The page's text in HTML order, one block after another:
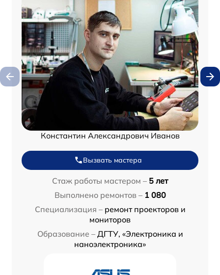
Константин Александрович Иванов
Вызвать мастера
Стаж работы мастером – 5 лет
Выполнено ремонтов – 1 080
Специализация – ремонт проекторов и
мониторов
Образование – ДГТУ, «Электроника и
наноэлектроника»